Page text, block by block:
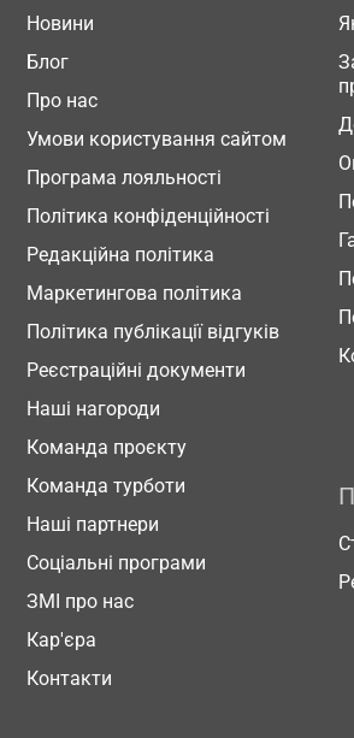
Новини
Блог
Про нас
Умови користування сайтом
Програма лояльності
Політика конфіденційності
Редакційна політика
Маркетингова політика
Політика публікації відгуків
Реєстраційні документи
Наші нагороди
Команда проєкту
Команда турботи
Наші партнери
Соціальні програми
ЗМІ про нас
Кар'єра
Контакти